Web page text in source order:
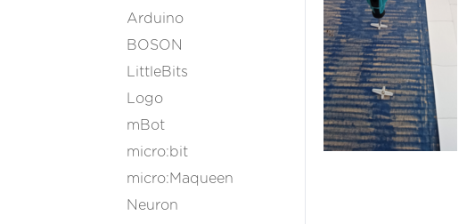
Arduino
BOSON
LittleBits
Logo
mBot
micro:bit
micro:Maqueen
Neuron